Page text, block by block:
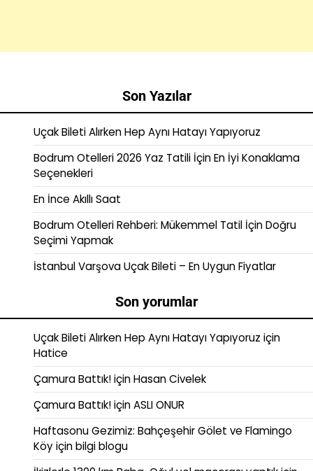
Son Yazılar
Uçak Bileti Alırken Hep Aynı Hatayı Yapıyoruz
Bodrum Otelleri 2026 Yaz Tatili İçin En İyi Konaklama
Seçenekleri
En İnce Akıllı Saat
Bodrum Otelleri Rehberi: Mükemmel Tatil İçin Doğru
Seçimi Yapmak
İstanbul Varşova Uçak Bileti – En Uygun Fiyatlar
Son yorumlar
Uçak Bileti Alırken Hep Aynı Hatayı Yapıyoruz için
Hatice
Çamura Battık!içinHasan Civelek
Çamura Battık!içinASLI ONUR
Haftasonu Gezimiz: Bahçeşehir Gölet ve Flamingo
Köyiçinbilgi blogu